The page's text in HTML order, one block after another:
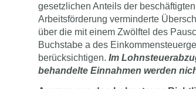
gesetzlichen Anteils der
Arbeitsförderung verminderte
über die mit einem Zwölftel des
Buchstabe a des
berücksichtigen. Im
behandelte Einnahmen werden